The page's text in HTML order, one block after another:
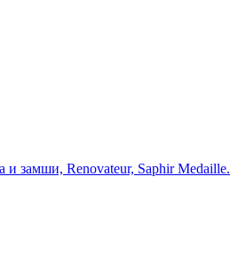
и замши, Renovateur, Saphir Medaille.